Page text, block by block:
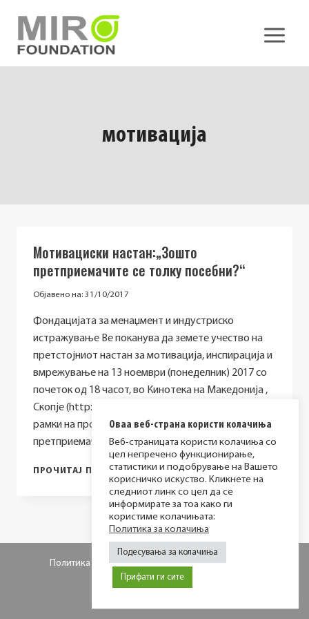
content
мотивација
Mотивациски настан:„Зошто
претприемачите се толку посебни?“
Објавено на: 31/10/2017
Фондацијата за менаџмент и индустриско
истражување Ве поканува да земете учество на
претстојниот настан за мотивација, инспирација и
вмрежување на 13 ноември (понеделник) 2017 со
почеток од 18 часот, во Кинотека на Македонија ,
Скопје (http://www.maccinema.com/) Настанот е во
рамки на проектот „Заедно за успех: млади
претприемачи, движечка сила за добри…
ПРОЧИТАЈ ПОВЕЌЕMОТИВАЦИСКИ
НАСТАН:
„ЗОШТО
ПРЕТПРИЕМАЧИТЕ
СЕ
ПОСЕБНИ?“
© 2026 МИР фондација
Политика за приватност Политика за колачиња
Оваа веб-страна користи колачиња
Веб-страницата користи колачиња со
цел непречено функционирање,
статистики и подобрување на Вашето
корисничко искуство. Кликнете на
следниот линк со цел да се
информирате за тоа како ги
користиме колачињата:
Политика за колачиња
Подесувања за колачиња
Прифати ги сите